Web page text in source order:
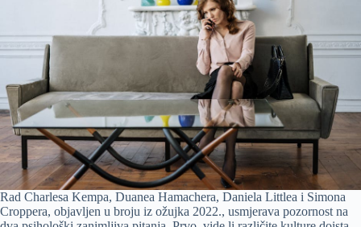
Rad Charlesa Kempa, Duanea Hamachera, Daniela Littlea i Simona
Croppera, objavljen u broju iz ožujka 2022., usmjerava pozornost na